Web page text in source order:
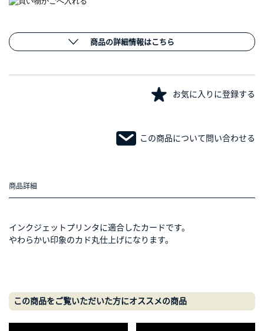
商品の詳細情報はこちら
お気に入りに登録する
この商品について問い合わせる
商品詳細
インクジェットプリンタに適合したカードです。
やわらかい印象のカド丸仕上げになります。
この商品をご覧いただいた方にオススメの商品